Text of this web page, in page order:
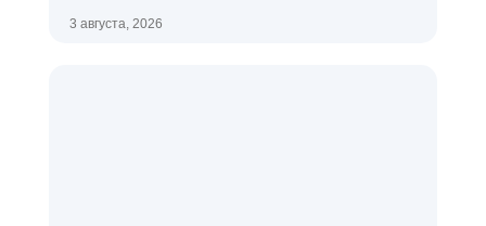
3 августа, 2026